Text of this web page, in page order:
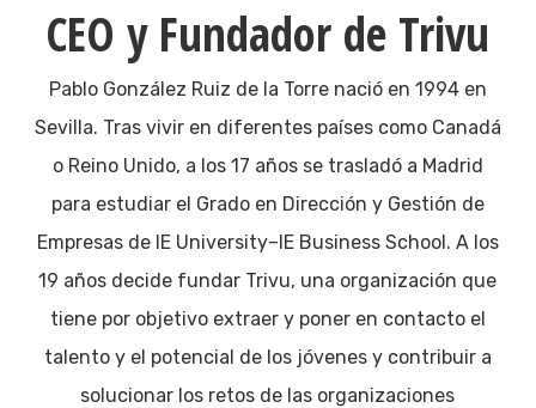
CEO y Fundador de Trivu
Pablo González Ruiz de la Torre nació en 1994 en
Sevilla. Tras vivir en diferentes países como Canadá
o Reino Unido, a los 17 años se trasladó a Madrid
para estudiar el Grado en Dirección y Gestión de
Empresas de IE University–IE Business School. A los
19 años decide fundar Trivu, una organización que
tiene por objetivo extraer y poner en contacto el
talento y el potencial de los jóvenes y contribuir a
solucionar los retos de las organizaciones